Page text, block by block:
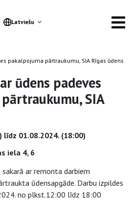
Latviešu
pakalpojuma pārtraukumu, SIA Rīgas ūdens
ūdens padeves
SIA
līdz 01.08.2024. (18:00)
iela 4, 6
ar remonta darbiem
ūdensapgāde. Darbu izpildes
no plkst.12:00 līdz 18:00